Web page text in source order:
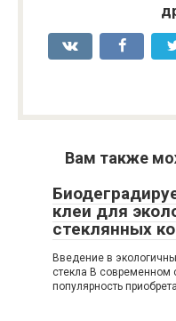
Вам также
клеи для
стеклянных
Введение в
стекла В современном
популярность